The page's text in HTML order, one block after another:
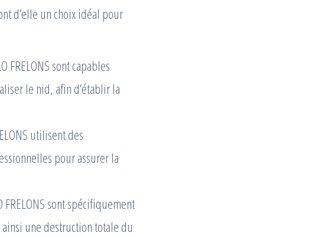
d’elle un choix idéal pour
FRELONS sont capables
le nid, afin d’établir la
utilisent des
pour assurer la
sont spécifiquement
une destruction totale du